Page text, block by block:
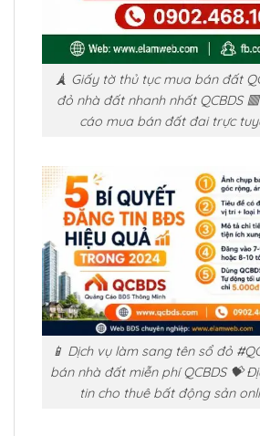
🗼 Giấy tờ thủ tục mua bán đất
đỏ nhà đất nhanh nhất QCBDS
cáo mua bán đất đai trực
📱 Dịch vụ làm sang tên sổ đỏ
bán nhà đất miễn phí QCBDS 💝
tin cho thuê bất động sản